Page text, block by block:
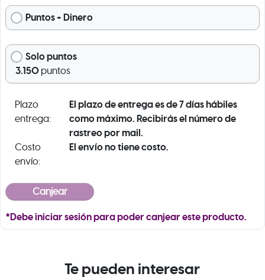
Puntos + Dinero
Solo puntos
3.150 puntos
Plazo
entrega:
El plazo de entrega es de 7 días hábiles
como máximo. Recibirás el número de
rastreo por mail.
Costo
envío:
El envío no tiene costo.
*Debe iniciar sesión para poder canjear este producto.
Te pueden interesar